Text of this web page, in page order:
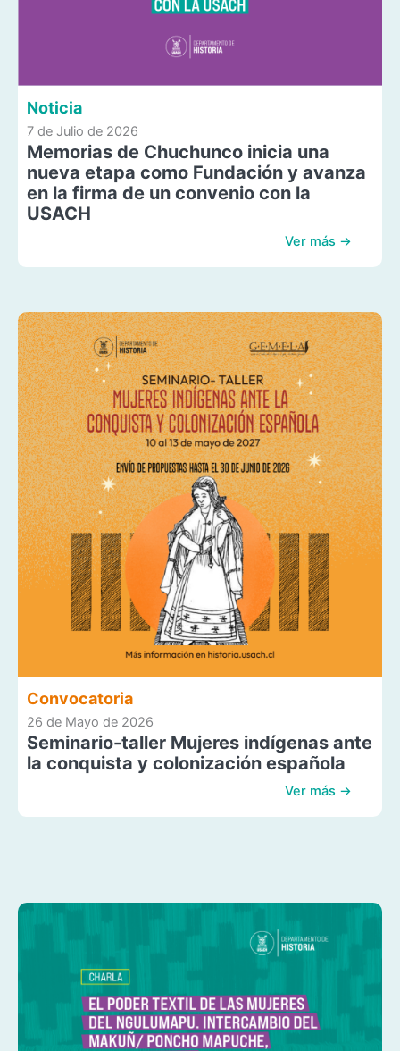
Noticia
7 de Julio de 2026
Memorias de Chuchunco inicia una
nueva etapa como Fundación y avanza
en la firma de un convenio con la
USACH
Ver más →
Convocatoria
26 de Mayo de 2026
Seminario-taller Mujeres indígenas ante
la conquista y colonización española
Ver más →